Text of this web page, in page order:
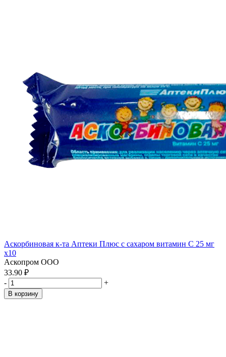
Аскорбиновая к-та Аптеки Плюс с сахаром витамин С 25 мг
x10
Аскопром ООО
33.90 ₽
-
+
В корзину